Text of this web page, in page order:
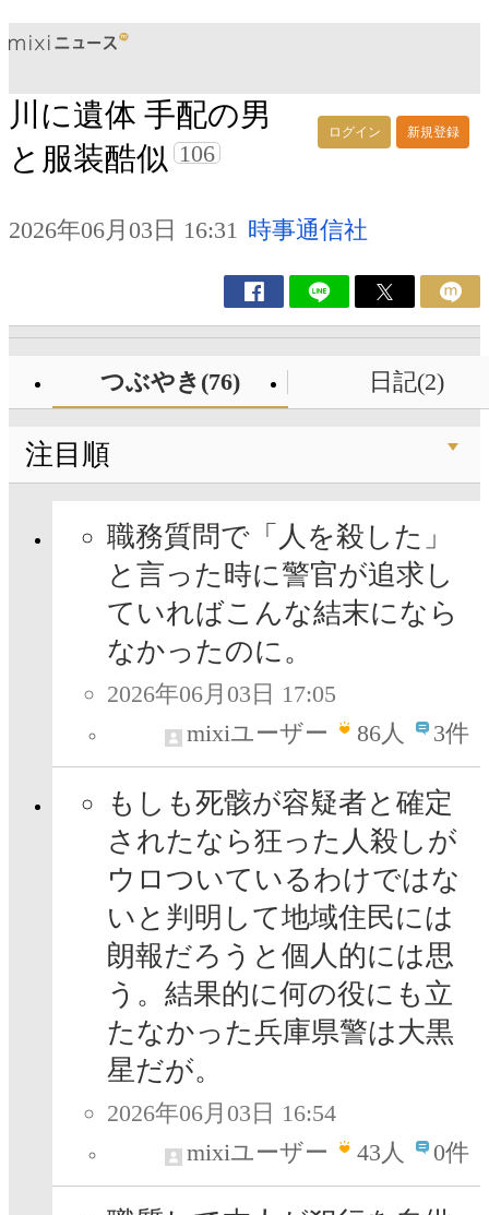
ログイン 新規登録
川に遺体 手配の男
と服装酷似 106
2026年06月03日 16:31 時事通信社
つぶやき(76) 日記(2)
注目順
職務質問で「人を殺した」
と言った時に警官が追求し
ていればこんな結末になら
なかったのに。
2026年06月03日 17:05
mixiユーザー
86人 3件
もしも死骸が容疑者と確定
されたなら狂った人殺しが
ウロついているわけではな
いと判明して地域住民には
朗報だろうと個人的には思
う。結果的に何の役にも立
たなかった兵庫県警は大黒
星だが。
2026年06月03日 16:54
mixiユーザー
43人 0件